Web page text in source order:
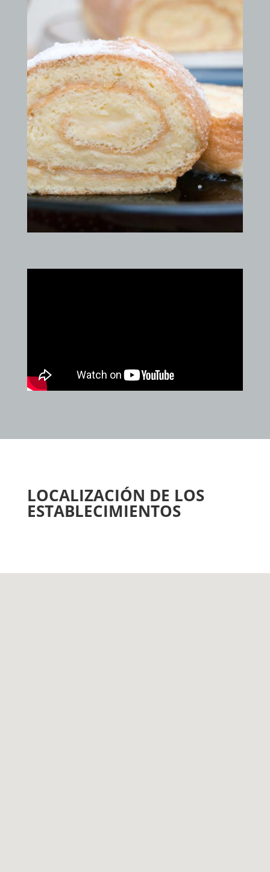
LOCALIZACIÓN DE LOS
ESTABLECIMIENTOS